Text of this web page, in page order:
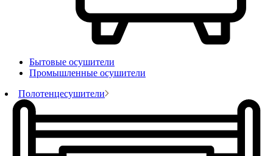
Бытовые осушители
Промышленные осушители
Полотенцесушители